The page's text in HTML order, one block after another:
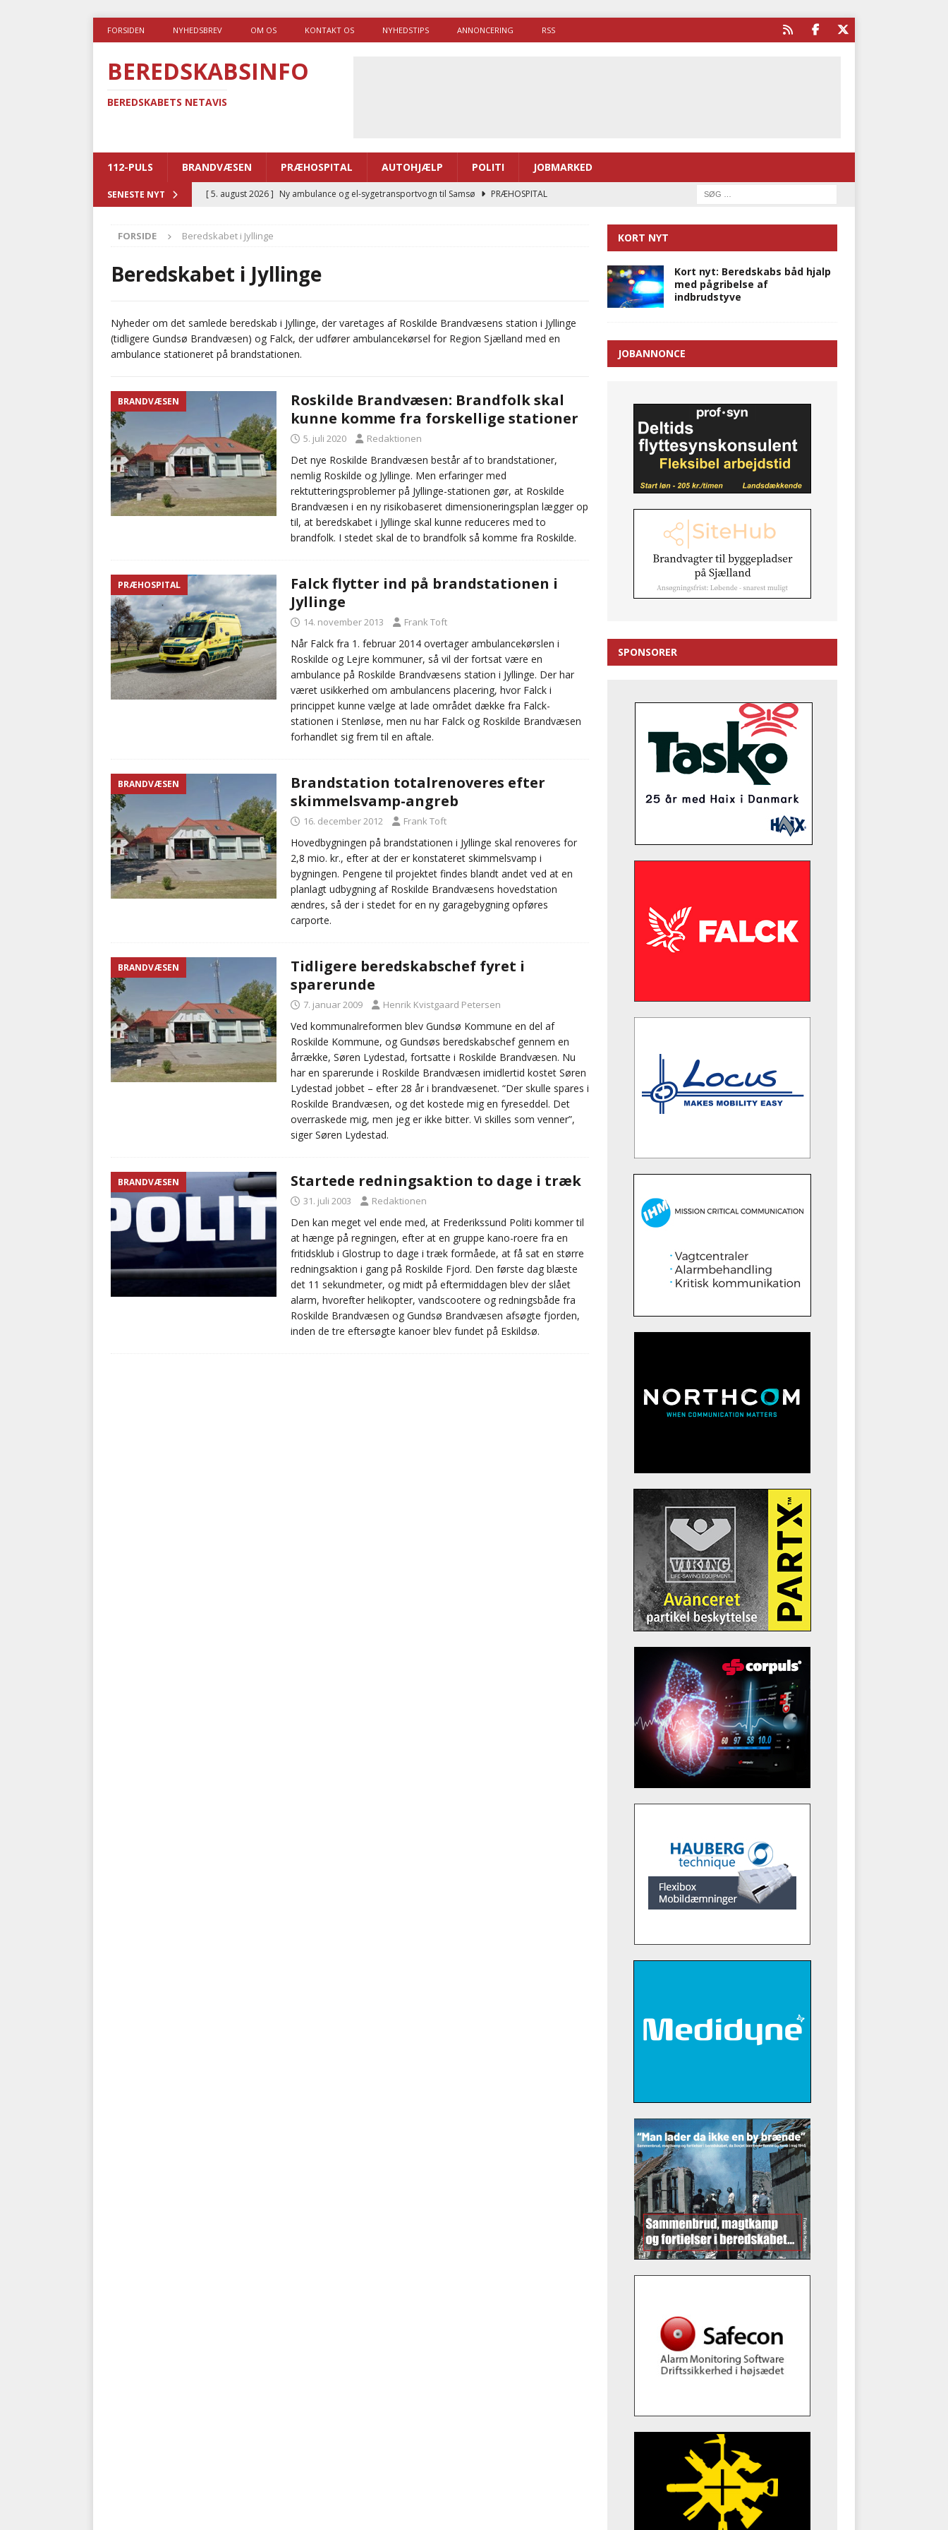
FORSIDEN NYHEDSBREV OM OS KONTAKT OS NYHEDSTIPS ANNONCERING RSS
BEREDSKABSINFO
BEREDSKABETS NETAVIS
112-PULS BRANDVÆSEN PRÆHOSPITAL AUTOHJÆLP POLITI JOBMARKED
SENESTE NYT [ 5. august 2026 ] Ny ambulance og el-sygetransportvogn til Samsø
PRÆHOSPITAL
BRANDVÆSEN
[ 4. august 2026 ]
Ny treårig politiuddannelse skal ruste betjentene til mere kompleks
kriminalitet
med at falde
BRANDVÆSEN
[ 5. august 2026 ] Advarer: Udløb af sygetransporttilladelser kan sende 400.000 kørsler over
FORSIDE Beredskabet i Jyllinge
Beredskabet i Jyllinge
Nyheder om det samlede beredskab i Jyllinge, der varetages af Roskilde Brandvæsens station i Jyllinge
(tidligere Gundsø Brandvæsen) og Falck, der udfører ambulancekørsel for Region Sjælland med en
ambulance stationeret på brandstationen.
BRANDVÆSEN
Roskilde Brandvæsen: Brandfolk skal
kunne komme fra forskellige stationer
5. juli 2020 Redaktionen
Det nye Roskilde Brandvæsen består af to brandstationer,
nemlig Roskilde og Jyllinge. Men erfaringer med
rektutteringsproblemer på Jyllinge-stationen gør, at Roskilde
Brandvæsen i en ny risikobaseret dimensioneringsplan lægger op
til, at beredskabet i Jyllinge skal kunne reduceres med to
brandfolk. I stedet skal de to brandfolk så komme fra Roskilde.
PRÆHOSPITAL
Falck flytter ind på brandstationen i
Jyllinge
14. november 2013 Frank Toft
Når Falck fra 1. februar 2014 overtager ambulancekørslen i
Roskilde og Lejre kommuner, så vil der fortsat være en
ambulance på Roskilde Brandvæsens station i Jyllinge. Der har
været usikkerhed om ambulancens placering, hvor Falck i
princippet kunne vælge at lade området dække fra Falck-
stationen i Stenløse, men nu har Falck og Roskilde Brandvæsen
forhandlet sig frem til en aftale.
BRANDVÆSEN
Brandstation totalrenoveres efter
skimmelsvamp-angreb
16. december 2012 Frank Toft
Hovedbygningen på brandstationen i Jyllinge skal renoveres for
2,8 mio. kr., efter at der er konstateret skimmelsvamp i
bygningen. Pengene til projektet findes blandt andet ved at en
planlagt udbygning af Roskilde Brandvæsens hovedstation
ændres, så der i stedet for en ny garagebygning opføres
carporte.
BRANDVÆSEN
Tidligere beredskabschef fyret i
sparerunde
7. januar 2009 Henrik Kvistgaard Petersen
Ved kommunalreformen blev Gundsø Kommune en del af
Roskilde Kommune, og Gundsøs beredskabschef gennem en
årrække, Søren Lydestad, fortsatte i Roskilde Brandvæsen. Nu
har en sparerunde i Roskilde Brandvæsen imidlertid kostet Søren
Lydestad jobbet – efter 28 år i brandvæsenet. “Der skulle spares i
Roskilde Brandvæsen, og det kostede mig en fyreseddel. Det
overraskede mig, men jeg er ikke bitter. Vi skilles som venner”,
siger Søren Lydestad.
BRANDVÆSEN Startede redningsaktion to dage i træk
31. juli 2003 Redaktionen
Den kan meget vel ende med, at Frederikssund Politi kommer til
at hænge på regningen, efter at en gruppe kano-roere fra en
fritidsklub i Glostrup to dage i træk formåede, at få sat en større
redningsaktion i gang på Roskilde Fjord. Den første dag blæste
det 11 sekundmeter, og midt på eftermiddagen blev der slået
alarm, hvorefter helikopter, vandscootere og redningsbåde fra
Roskilde Brandvæsen og Gundsø Brandvæsen afsøgte fjorden,
inden de tre eftersøgte kanoer blev fundet på Eskildsø.
KORT NYT
Kort nyt: Beredskabs båd hjalp
med pågribelse af
indbrudstyve
JOBANNONCE
SPONSORER